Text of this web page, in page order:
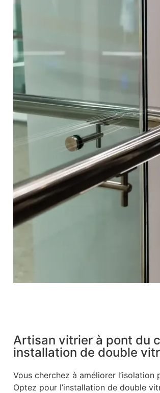
Artisan vitrier à pont du
installation de double
Vous cherchez à améliorer
Optez pour l’installation de double